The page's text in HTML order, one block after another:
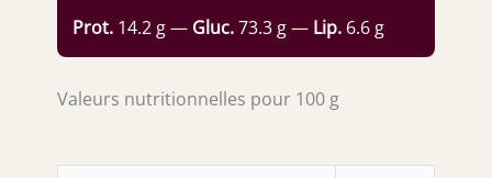
Prot. 14.2 g — Gluc.73.3 g — Lip. 6.6 g
Valeurs nutritionnelles pour 100 g